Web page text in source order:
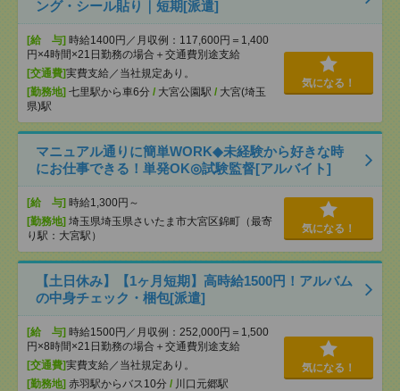
ング・シール貼り｜短期[派遣]
[給 与] 時給1400円／月収例：117,600円＝1,400
円×4時間×21日勤務の場合＋交通費別途支給
[交通費]実費支給／当社規定あり。
[勤務地] 七里駅から車6分 / 大宮公園駅 / 大宮(埼玉
県)駅
気になる！
マニュアル通りに簡単WORK◆未経験から好きな時
にお仕事できる！単発OK◎試験監督[アルバイト]
[給 与] 時給1,300円～
[勤務地] 埼玉県埼玉県さいたま市大宮区錦町（最寄
り駅：大宮駅）
気になる！
【土日休み】【1ヶ月短期】高時給1500円！アルバム
の中身チェック・梱包[派遣]
[給 与] 時給1500円／月収例：252,000円＝1,500
円×8時間×21日勤務の場合＋交通費別途支給
[交通費]実費支給／当社規定あり。
[勤務地] 赤羽駅からバス10分 / 川口元郷駅
気になる！